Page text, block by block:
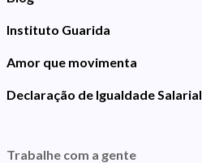
Instituto Guarida
Amor que movimenta
Declaração de Igualdade Salarial
Trabalhe com a gente